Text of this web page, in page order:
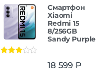
Смартфон
Xiaomi
Redmi 15
8/256GB
Sandy Purple
18 599 ₽